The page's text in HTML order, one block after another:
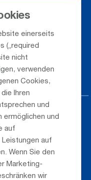
einerseits
(„required
nicht
verwenden
Cookies,
Ihren
und
ermöglichen und
auf
auf
Wenn Sie den
Marketing-
wir